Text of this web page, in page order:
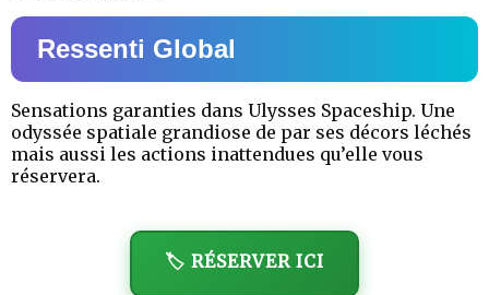
Ressenti Global
Sensations garanties dans Ulysses Spaceship. Une
odyssée spatiale grandiose de par ses décors léchés
mais aussi les actions inattendues qu’elle vous
réservera.
🏷️ RÉSERVER ICI